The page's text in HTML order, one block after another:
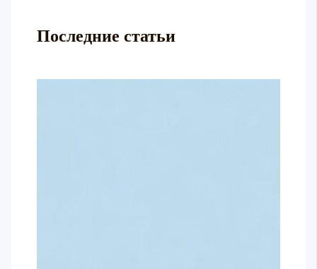
Последние статьи